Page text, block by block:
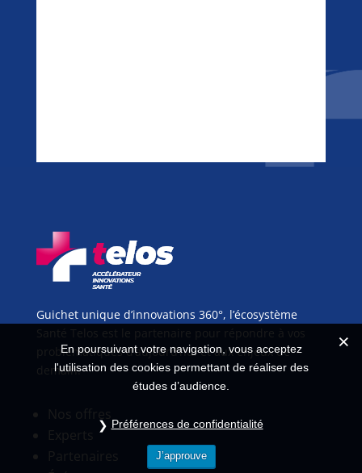
Guichet unique d’innovations 360°, l’écosystème
problématiques d’aujourd’hui et aux enjeux de
demain.
En poursuivant votre navigation, vous acceptez
l'utilisation des cookies permettant de réaliser des
études d’audience.
Préférences de confidentialité
J’approuve